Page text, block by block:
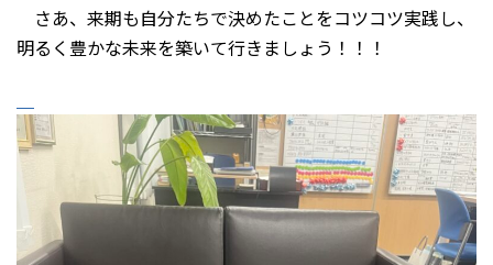
さあ、来期も自分たちで決めたことをコツコツ実践し、
明るく豊かな未来を築いて行きましょう！！！